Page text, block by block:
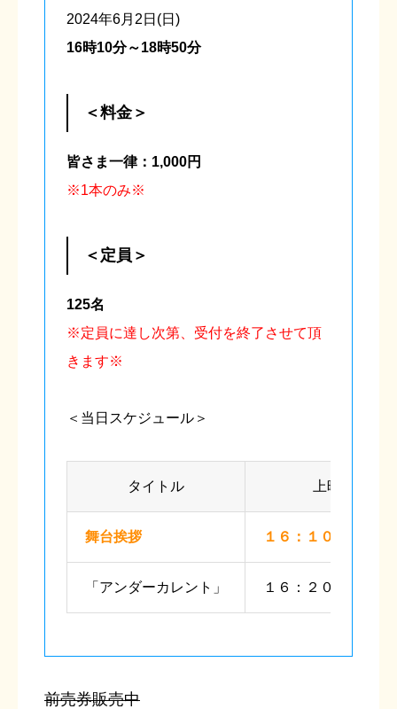
2024年6月2日(日)
16時10分～18時50分
＜料金＞
皆さま一律：1,000円
※1本のみ※
＜定員＞
125名
※定員に達し次第、受付を終了させて頂
きます※
＜当日スケジュール＞
タイトル 上映時間
舞台挨拶 １６：１０～１６：
「アンダーカレント」 １６：２０～１８：
前売券販売中